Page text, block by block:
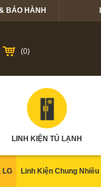
BẢO HÀNH
(0)
LINH KIỆN TỦ LẠNH
LG Linh Kiện Chung Nhiều